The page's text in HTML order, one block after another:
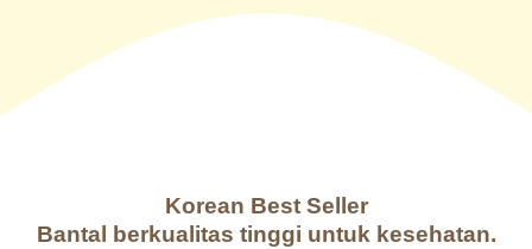
Korean Best Seller
Bantal berkualitas tinggi untuk kesehatan.